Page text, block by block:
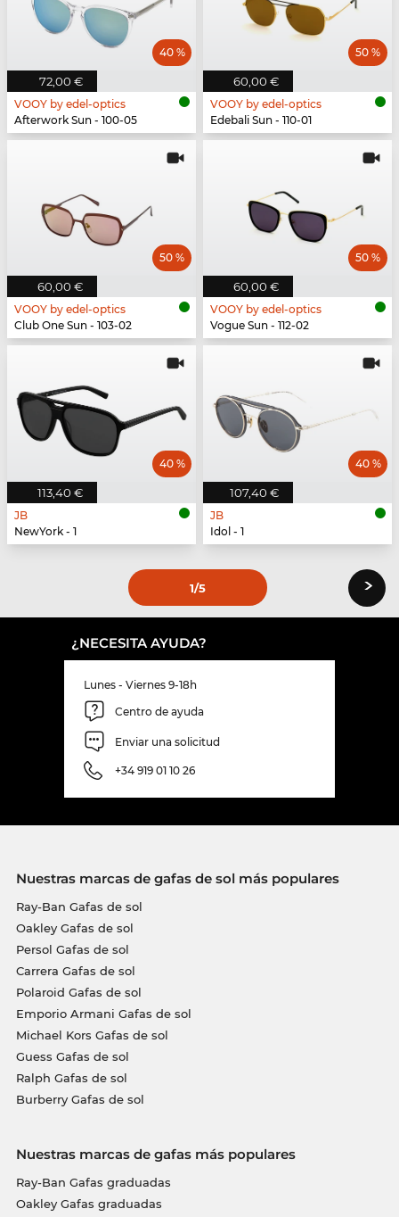
72,00 €
40 %
VOOY by edel-optics
Afterwork Sun - 100-05
60,00 €
50 %
VOOY by edel-optics
Edebali Sun - 110-01
60,00 €
50 %
VOOY by edel-optics
Club One Sun - 103-02
60,00 €
50 %
VOOY by edel-optics
Vogue Sun - 112-02
113,40 €
40 %
JB
NewYork - 1
107,40 €
40 %
JB
Idol - 1
1/5 ›
¿NECESITA AYUDA?
Lunes - Viernes 9-18h
Centro de ayuda
Enviar una solicitud
+34 919 01 10 26
Nuestras marcas de gafas de sol más populares
Ray-Ban Gafas de sol
Oakley Gafas de sol
Persol Gafas de sol
Carrera Gafas de sol
Polaroid Gafas de sol
Emporio Armani Gafas de sol
Michael Kors Gafas de sol
Guess Gafas de sol
Ralph Gafas de sol
Burberry Gafas de sol
Nuestras marcas de gafas más populares
Ray-Ban Gafas graduadas
Oakley Gafas graduadas